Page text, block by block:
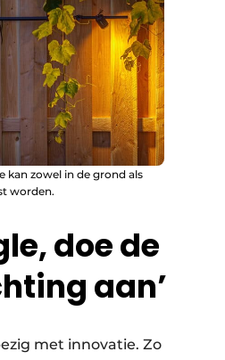
kan zowel in de grond als
worden.
doe de
aan’
met innovatie. Zo